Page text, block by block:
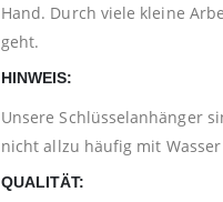
Hand. Durch viele kleine
geht.
HINWEIS:
Unsere Schlüsselanhänger
nicht allzu häufig mit
QUALITÄT: